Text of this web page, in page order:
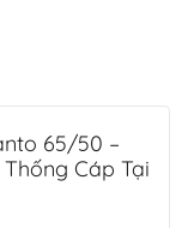
65/50 –
Cáp Tại